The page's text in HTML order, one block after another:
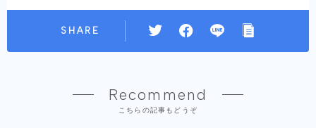
SHARE
Recommend
こちらの記事もどうぞ